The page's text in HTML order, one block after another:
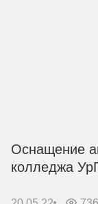
Оснащение
колледжа